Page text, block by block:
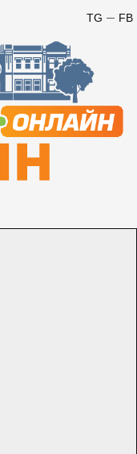
FB
TG